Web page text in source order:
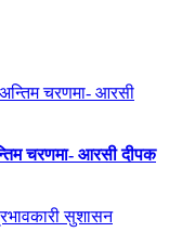
चरणमा- आरसी दीपक